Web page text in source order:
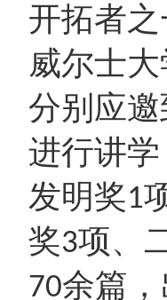
开拓者
威尔士
分别应
进行讲
发明奖1
奖3项、
70余篇